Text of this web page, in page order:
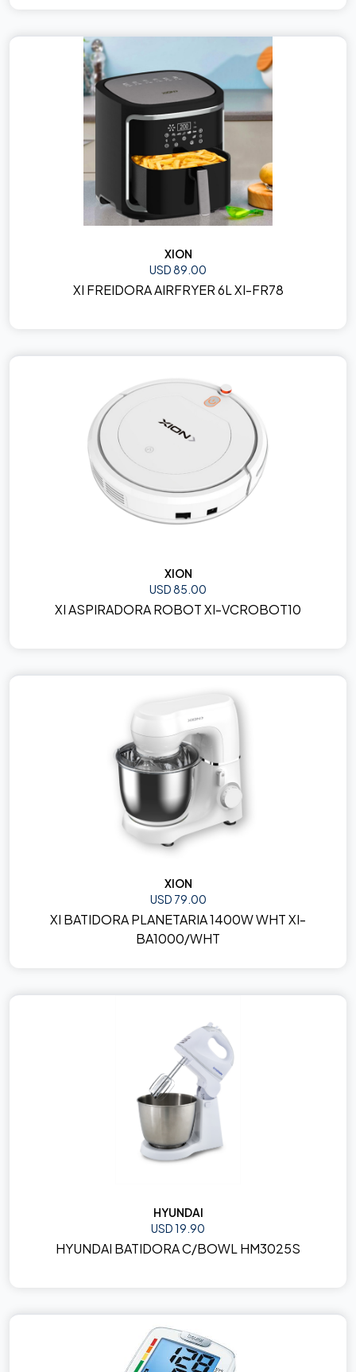
XION
USD 89.00
XI FREIDORA AIRFRYER 6L XI-FR78
XION
USD 85.00
XI ASPIRADORA ROBOT XI-VCROBOT10
XION
USD 79.00
XI BATIDORA PLANETARIA 1400W WHT XI-
BA1000/WHT
HYUNDAI
USD 19.90
HYUNDAI BATIDORA C/BOWL HM3025S